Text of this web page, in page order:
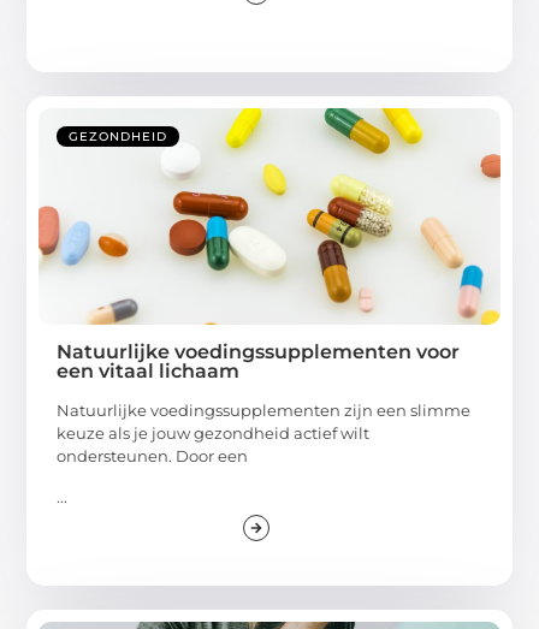
GEZONDHEID
Natuurlijke voedingssupplementen voor
een vitaal lichaam
Natuurlijke voedingssupplementen zijn een slimme
keuze als je jouw gezondheid actief wilt
ondersteunen. Door een
...